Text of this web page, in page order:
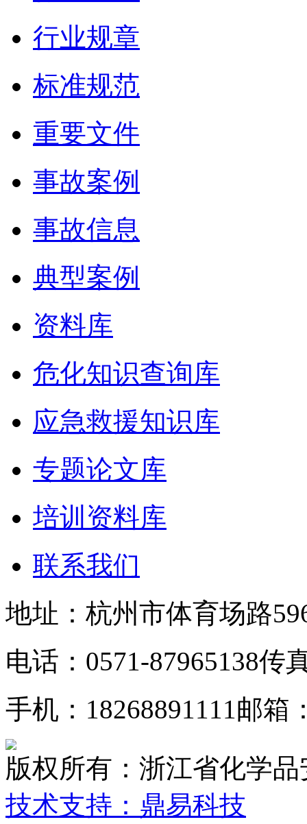
行业规章
标准规范
重要文件
事故案例
事故信息
典型案例
资料库
危化知识查询库
应急救援知识库
专题论文库
培训资料库
联系我们
地址：杭州市体育场路
电话：0571-87965138传
手机：18268891111邮箱
版权所有：浙江省化学
技术支持：鼎易科技